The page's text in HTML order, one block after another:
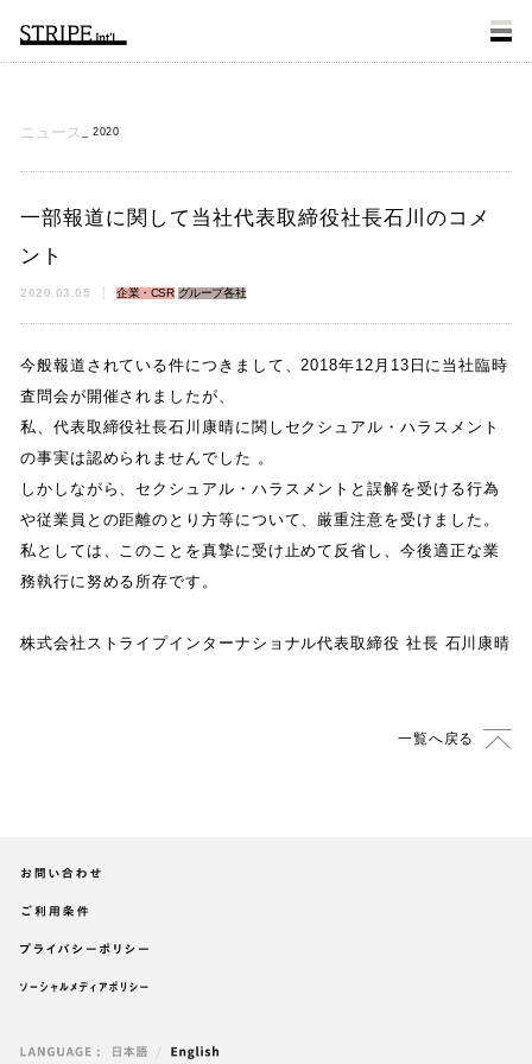
ニュース 2020
一部報道に関して当社代表取締役社長石川のコメ
ント
2020.03.05 企業・CSR グループ各社
今般報道されている件につきまして 、2018年12月13日に当社臨時
査問会が開催されましたが、
私、 代表取締役社長石川康晴に関しセクシュアル ・ ハラスメント
の事実は認められませんでした 。
しかしながら 、 セクシュアル ・ ハラスメントと誤解を受ける行為
や従業員との距離のとり方等について、 厳重注意を受けました 。
私としては 、 このことを真摯に受け止めて反省し 、 今後適正な業
務執行に努める所存です 。
株式会社ストライプインターナショナル代表取締役 社長 石川康晴
一覧へ戻る